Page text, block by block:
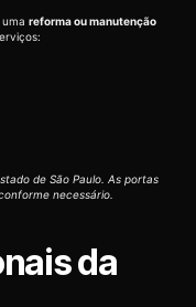
reforma ou manutenção
de São Paulo. As portas
necessário.
da